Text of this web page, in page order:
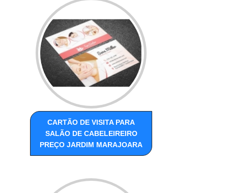
CARTÃO DE VISITA PARA
SALÃO DE CABELEIREIRO
PREÇO JARDIM MARAJOARA